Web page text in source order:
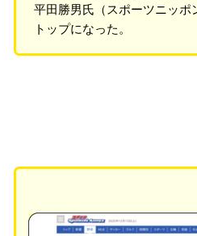
平田勝男氏（スポーツニッポ
トップになった。